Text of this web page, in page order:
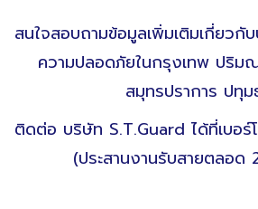
สนใจสอบถามข้อมูลเพิ่มเติมเกี่ยวกั
ความปลอดภัยในกรุงเทพ ปริม
สมุทรปราการ ปทุม
ติดต่อ บริษัท S.T.Guard ได้ที่เบอร์
(ประสานงานรับสายตลอด